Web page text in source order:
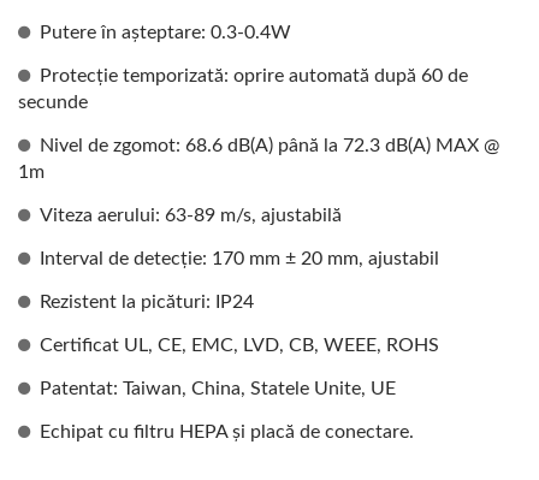
Putere în așteptare: 0.3-0.4W
Protecție temporizată: oprire automată după 60 de
secunde
Nivel de zgomot: 68.6 dB(A) până la 72.3 dB(A) MAX @
1m
Viteza aerului: 63-89 m/s, ajustabilă
Interval de detecție: 170 mm ± 20 mm, ajustabil
Rezistent la picături: IP24
Certificat UL, CE, EMC, LVD, CB, WEEE, ROHS
Patentat: Taiwan, China, Statele Unite, UE
Echipat cu filtru HEPA și placă de conectare.